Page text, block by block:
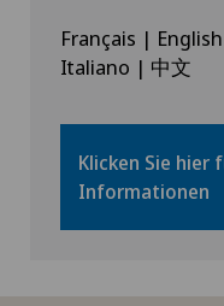
Français |
Italiano | 中文
Klicken Sie hier
Informationen